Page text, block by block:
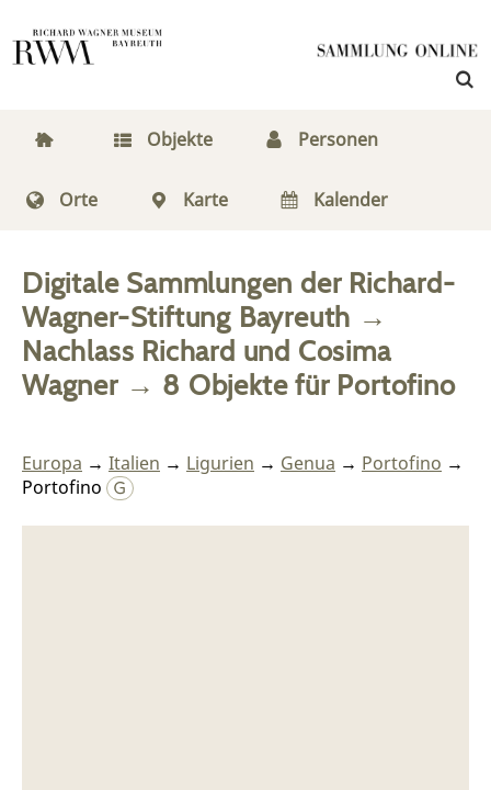
Objekte Personen
Orte Karte Kalender
Digitale Sammlungen der Richard-
Wagner-Stiftung Bayreuth →
Nachlass Richard und Cosima
Wagner→ 8 Objektefür Portofino
Europa → Italien → Ligurien → Genua → Portofino →
Portofino